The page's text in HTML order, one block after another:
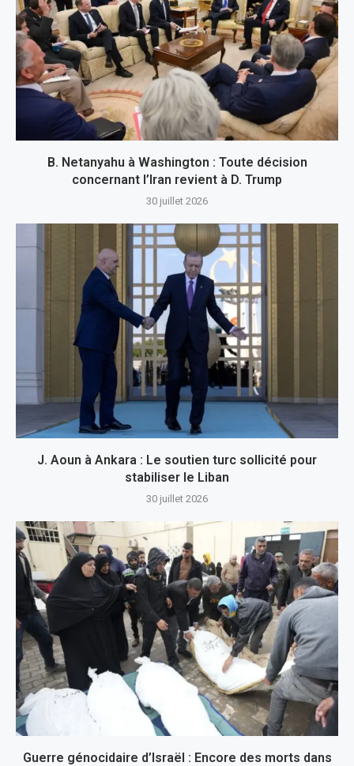
B. Netanyahu à Washington : Toute décision
concernant l’Iran revient à D. Trump
30 juillet 2026
J. Aoun à Ankara : Le soutien turc sollicité pour
stabiliser le Liban
30 juillet 2026
Guerre génocidaire d’Israël : Encore des morts dans